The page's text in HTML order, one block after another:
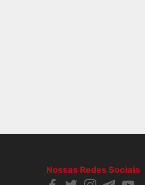
Nossas Redes Sociais